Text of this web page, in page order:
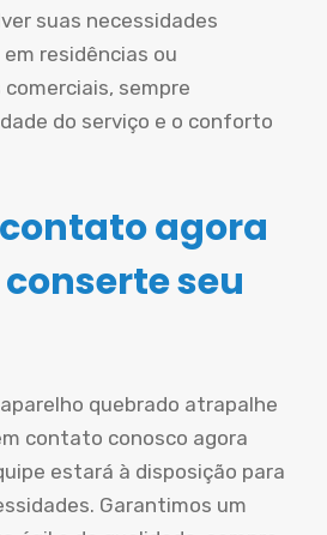
suas necessidades
residências ou
sempre
do serviço e o conforto
agora
seu
quebrado atrapalhe
contato conosco agora
estará à disposição para
Garantimos um